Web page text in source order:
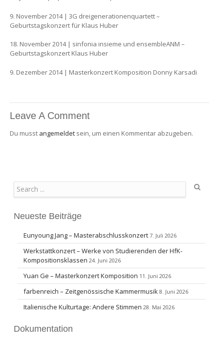
9. November 2014 | 3G dreigenerationenquartett –
Geburtstagskonzert für Klaus Huber
18. November 2014 | sinfonia insieme und ensembleANM –
Geburtstagskonzert Klaus Huber
9. Dezember 2014 | Masterkonzert Komposition Donny Karsadi
Leave A Comment
Du musst angemeldet sein, um einen Kommentar abzugeben.
Neueste Beiträge
Eunyoung Jang – Masterabschlusskonzert 7. Juli 2026
Werkstattkonzert – Werke von Studierenden der HfK-
Kompositionsklassen 24. Juni 2026
Yuan Ge – Masterkonzert Komposition 11. Juni 2026
farbenreich – Zeitgenössische Kammermusik 8. Juni 2026
Italienische Kulturtage: Andere Stimmen 28. Mai 2026
Dokumentation